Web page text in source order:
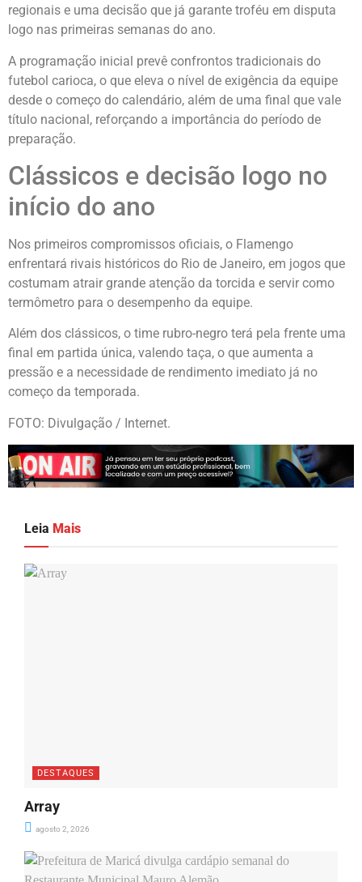
regionais e uma decisão que já garante troféu em disputa
logo nas primeiras semanas do ano.
A programação inicial prevê confrontos tradicionais do
futebol carioca, o que eleva o nível de exigência da equipe
desde o começo do calendário, além de uma final que vale
título nacional, reforçando a importância do período de
preparação.
Clássicos e decisão logo no
início do ano
Nos primeiros compromissos oficiais, o Flamengo
enfrentará rivais históricos do Rio de Janeiro, em jogos que
costumam atrair grande atenção da torcida e servir como
termômetro para o desempenho da equipe.
Além dos clássicos, o time rubro-negro terá pela frente uma
final em partida única, valendo taça, o que aumenta a
pressão e a necessidade de rendimento imediato já no
começo da temporada.
FOTO: Divulgação / Internet.
Leia Mais
DESTAQUES
Array
agosto 2, 2026